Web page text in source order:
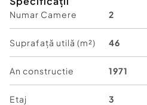
Numar Camere 2
Suprafață utilă (m²) 46
An constructie 1971
Etaj 3